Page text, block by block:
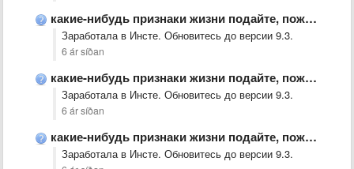
какие-нибудь признаки жизни подайте, пожалуйста. когда загрузка в инсте заработает?
Заработала в Инсте. Обновитесь до версии 9.3.
6 ár síðan
какие-нибудь признаки жизни подайте, пожалуйста. когда загрузка в инсте заработает?
Заработала в Инсте. Обновитесь до версии 9.3.
6 ár síðan
какие-нибудь признаки жизни подайте, пожалуйста. когда загрузка в инсте заработает?
Заработала в Инсте. Обновитесь до версии 9.3.